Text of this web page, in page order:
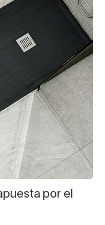
por el